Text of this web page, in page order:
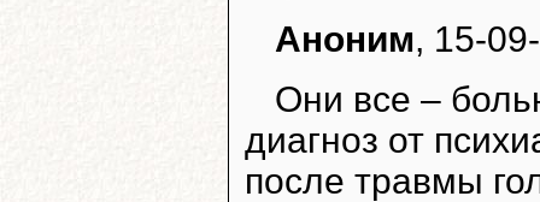
Аноним, 15-
Они все –
диагноз от
после травмы